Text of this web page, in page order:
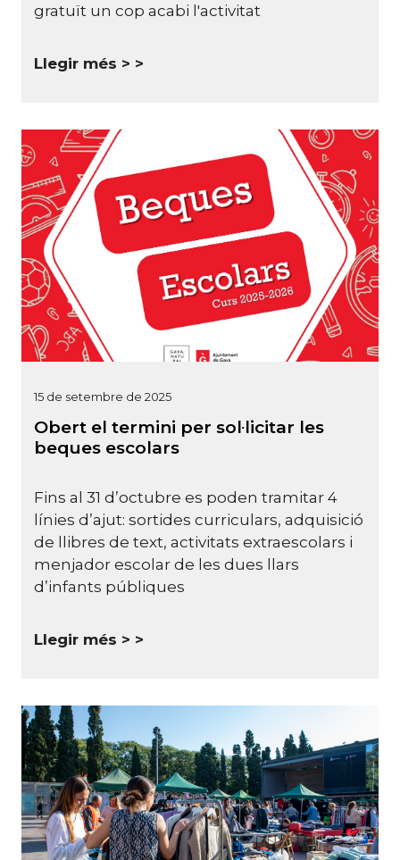
gratuït un cop acabi l'activitat
Llegir més >
15 de setembre de 2025
Obert el termini per sol·licitar les
beques escolars
Fins al 31 d’octubre es poden tramitar 4
línies d’ajut: sortides curriculars, adquisició
de llibres de text, activitats extraescolars i
menjador escolar de les dues llars
d’infants públiques
Llegir més >